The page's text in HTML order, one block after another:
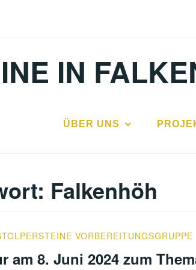
IN
ÜBER UNS
Falkenhöh
VORBEREITUNGSGRUPPE
am 8. Juni 2024 zum